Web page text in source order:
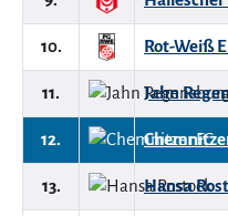
10. Rot-Weiß
11. Jahn
12.
13. Hansa